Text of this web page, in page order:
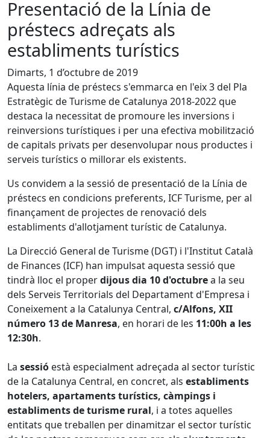
Presentació de la Línia de
préstecs adreçats als
establiments turístics
Dimarts, 1 d’octubre de 2019
Aquesta línia de préstecs s'emmarca en l'eix 3 del Pla
Estratègic de Turisme de Catalunya 2018-2022 que
destaca la necessitat de promoure les inversions i
reinversions turístiques i per una efectiva mobilització
de capitals privats per desenvolupar nous productes i
serveis turístics o millorar els existents.
Us convidem a la sessió de presentació de la Línia de
préstecs en condicions preferents, ICF Turisme, per al
finançament de projectes de renovació dels
establiments d'allotjament turístic de Catalunya.
La Direcció General de Turisme (DGT) i l'Institut Català
de Finances (ICF) han impulsat aquesta sessió que
tindrà lloc el properdijous dia 10 d'octubrea la seu
dels Serveis Territorials del Departament d'Empresa i
Coneixement a la Catalunya Central, c/Alfons, XII
número 13 de Manresa, en horari de les 11:00h a les
12:30h.
La sessió està especialment adreçada al sector turístic
de la Catalunya Central, en concret, als establiments
hotelers, apartaments turístics, càmpings i
establiments de turisme rural, i a totes aquelles
entitats que treballen per dinamitzar el sector turístic